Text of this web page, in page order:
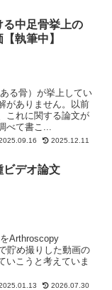
中足骨挙上の
執筆中】
る骨）が挙上してい
がありません。以前
これに関する論文が
べて書こ...
2025.12.11
ビデオ論文
Arthroscopy
貯め撮りした動画の
いこうと考えていま
2026.07.30